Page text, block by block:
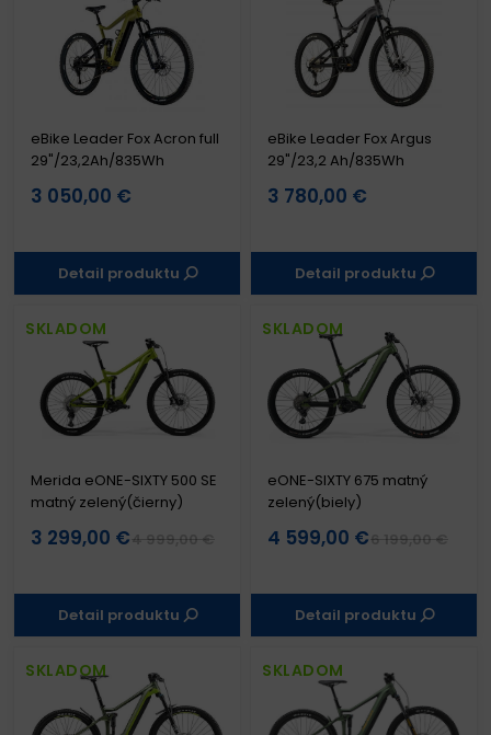
eBike Leader Fox Acron full
29"/23,2Ah/835Wh
3 050,00 €
Detail produktu
eBike Leader Fox Argus
29"/23,2 Ah/835Wh
3 780,00 €
Detail produktu
SKLADOM
Merida eONE-SIXTY 500 SE
matný zelený(čierny)
3 299,00 € 4 999,00 €
Detail produktu
SKLADOM
eONE-SIXTY 675 matný
zelený(biely)
4 599,00 €6 199,00 €
Detail produktu
SKLADOM SKLADOM